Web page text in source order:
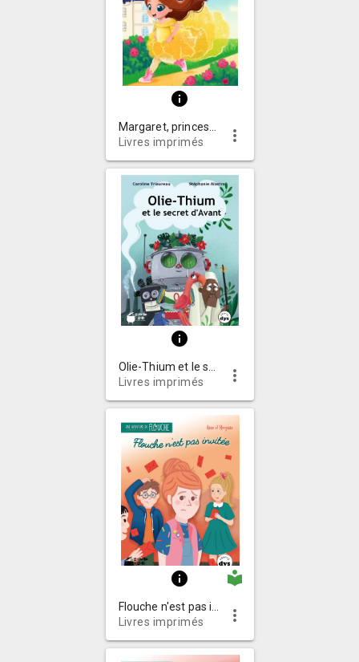
info
Livres imprimés
more_vert
info
Livres imprimés
more_vert
info local_library
Livres imprimés
more_vert